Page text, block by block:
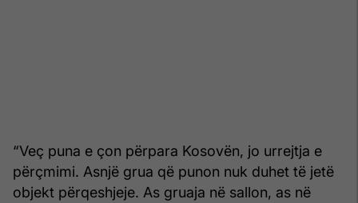
“Veç puna e çon përpara Kosovën, jo urrejtja e
përçmimi. Asnjë grua që punon nuk duhet të jetë
objekt përqeshjeje. As gruaja në sallon, as në